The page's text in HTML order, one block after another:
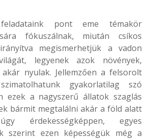
pont eme témakör
fókuszálnak, miután csíkos
megismerhetjük a vadon
legyenek azok növények,
nyulak. Jellemzően a felsorolt
gyakorlatilag szó
ezek a nagyszerű állatok szaglás
bármit megtalálni akár a föld alatt
érdekességképpen, egyes
szerint ezen képességük még a